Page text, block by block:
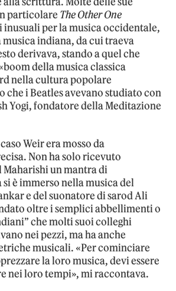
particolare The Other One
per la musica occidentale,
indiana, da cui traeva
derivava, stando a quel che
della musica classica
nella cultura popolare
che i Beatles avevano studiato con
Yogi, fondatore della Meditazione
Weir era mosso da
Non ha solo ricevuto
un mantra di
è immerso nella musica del
e del suonatore di sarod Ali
oltre i semplici abbellimenti o
che molti suoi colleghi
nei pezzi, ma ha anche
musicali. «Per cominciare
la loro musica, devi essere
nei loro tempi», mi raccontava.